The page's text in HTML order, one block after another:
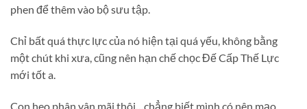
phen để thêm vào bộ sưu tập.
Chỉ bất quá thực lực của nó hiện tại quá yếu, không bằng
một chút khi xưa, cũng nên hạn chế chọc Đế Cấp Thế Lực
mới tốt a.
Con heo phân vân mãi thôi…chẳng biết mình có nên mạo